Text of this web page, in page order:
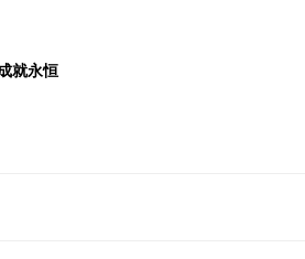
就永恒